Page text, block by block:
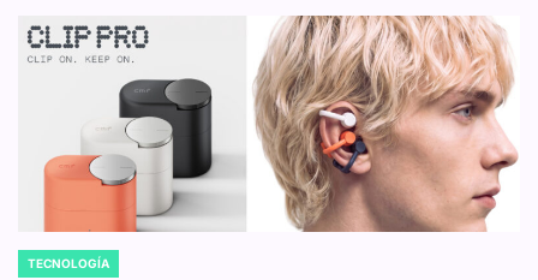
POSTED
TECNOLOGÍA